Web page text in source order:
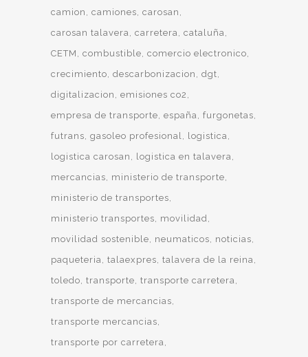
camion
camiones carosan
carosan talavera carretera cataluña
CETM
combustible comercio electronico
crecimiento descarbonizacion
dgt
digitalizacion
emisiones co2
empresa de transporte españa furgonetas
futrans gasoleo profesional
logistica
logistica carosan
logistica en talavera
mercancias
ministerio de transporte
ministerio de transportes
ministerio transportes
movilidad
movilidad sostenible
neumaticos
noticias
paqueteria talaexpres talavera de la reina
toledo transporte transporte carretera
transporte de mercancias
transporte mercancias
transporte por carretera